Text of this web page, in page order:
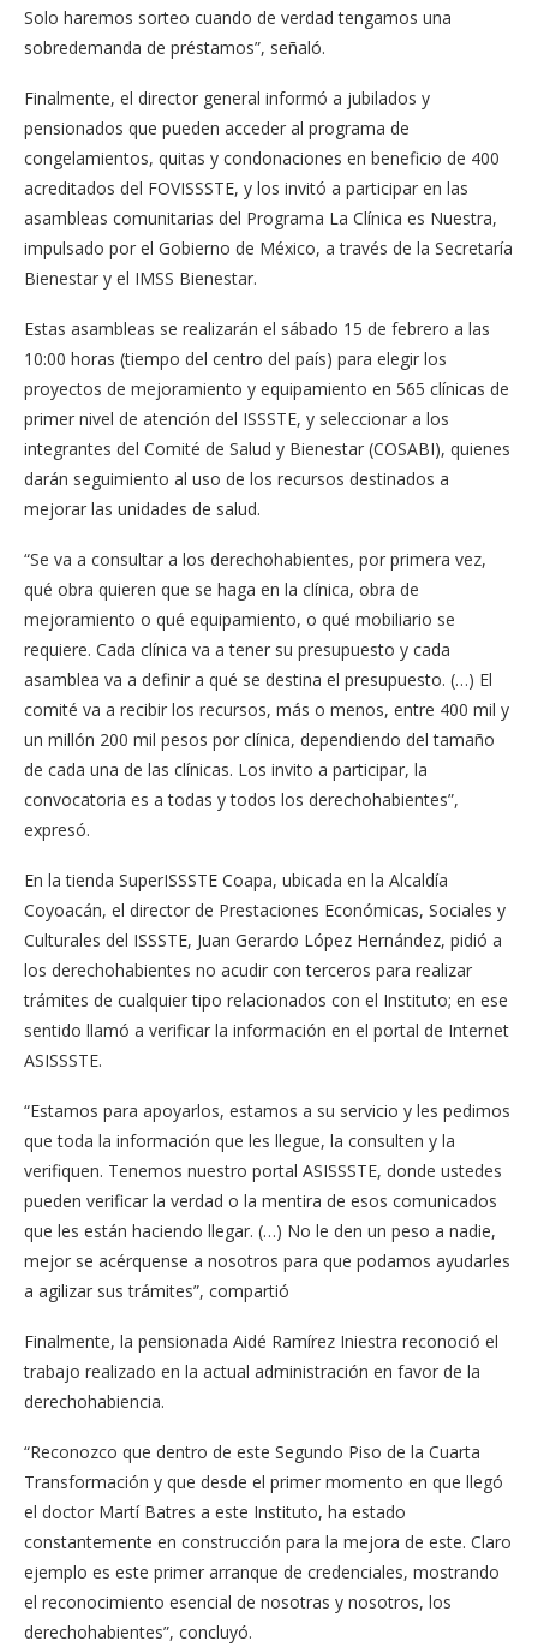
Solo haremos sorteo cuando de verdad tengamos una
sobredemanda de préstamos”, señaló.
Finalmente, el director general informó a jubilados y
pensionados que pueden acceder al programa de
congelamientos, quitas y condonaciones en beneficio de 400
acreditados del FOVISSSTE, y los invitó a participar en las
asambleas comunitarias del Programa La Clínica es Nuestra,
impulsado por el Gobierno de México, a través de la Secretaría
Bienestar y el IMSS Bienestar.
Estas asambleas se realizarán el sábado 15 de febrero a las
10:00 horas (tiempo del centro del país) para elegir los
proyectos de mejoramiento y equipamiento en 565 clínicas de
primer nivel de atención del ISSSTE, y seleccionar a los
integrantes del Comité de Salud y Bienestar (COSABI), quienes
darán seguimiento al uso de los recursos destinados a
mejorar las unidades de salud.
“Se va a consultar a los derechohabientes, por primera vez,
qué obra quieren que se haga en la clínica, obra de
mejoramiento o qué equipamiento, o qué mobiliario se
requiere. Cada clínica va a tener su presupuesto y cada
asamblea va a definir a qué se destina el presupuesto. (…) El
comité va a recibir los recursos, más o menos, entre 400 mil y
un millón 200 mil pesos por clínica, dependiendo del tamaño
de cada una de las clínicas. Los invito a participar, la
convocatoria es a todas y todos los derechohabientes”,
expresó.
En la tienda SuperISSSTE Coapa, ubicada en la Alcaldía
Coyoacán, el director de Prestaciones Económicas, Sociales y
Culturales del ISSSTE, Juan Gerardo López Hernández, pidió a
los derechohabientes no acudir con terceros para realizar
trámites de cualquier tipo relacionados con el Instituto; en ese
sentido llamó a verificar la información en el portal de Internet
ASISSSTE.
“Estamos para apoyarlos, estamos a su servicio y les pedimos
que toda la información que les llegue, la consulten y la
verifiquen. Tenemos nuestro portal ASISSSTE, donde ustedes
pueden verificar la verdad o la mentira de esos comunicados
que les están haciendo llegar. (…) No le den un peso a nadie,
mejor se acérquense a nosotros para que podamos ayudarles
a agilizar sus trámites”, compartió
Finalmente, la pensionada Aidé Ramírez Iniestra reconoció el
trabajo realizado en la actual administración en favor de la
derechohabiencia.
“Reconozco que dentro de este Segundo Piso de la Cuarta
Transformación y que desde el primer momento en que llegó
el doctor Martí Batres a este Instituto, ha estado
constantemente en construcción para la mejora de este. Claro
ejemplo es este primer arranque de credenciales, mostrando
el reconocimiento esencial de nosotras y nosotros, los
derechohabientes”, concluyó.